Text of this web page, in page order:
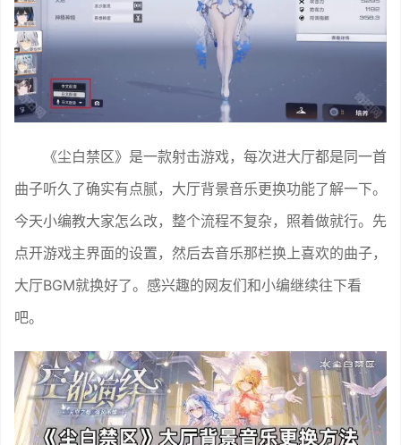
《尘白禁区》是一款射击游戏，每次进大厅都是同一首
曲子听久了确实有点腻，大厅背景音乐更换功能了解一下。
今天小编教大家怎么改，整个流程不复杂，照着做就行。先
点开游戏主界面的设置，然后去音乐那栏换上喜欢的曲子，
大厅BGM就换好了。感兴趣的网友们和小编继续往下看
吧。